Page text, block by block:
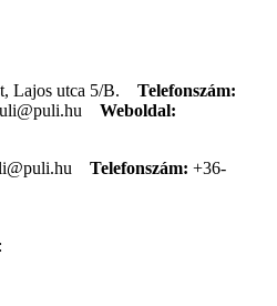
Lajos utca 5/B. Telefonszám:
Weboldal:
Telefonszám: +36-